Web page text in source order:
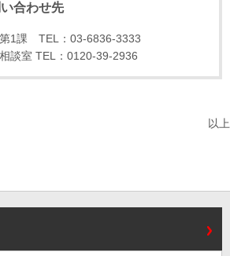
合わせ先
1課 TEL：03-6836-3333
談室 TEL：0120-39-2936
以上